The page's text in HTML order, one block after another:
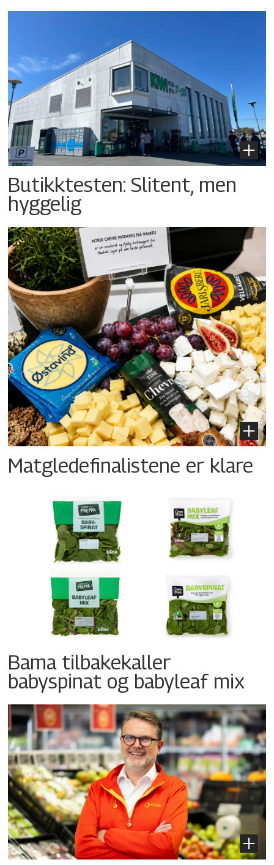
Butikktesten: Slitent, men
hyggelig
Matgledefinalistene er klare
Bama tilbakekaller
babyspinat og babyleaf mix